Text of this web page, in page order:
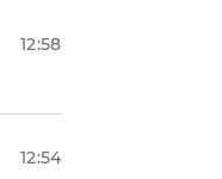
12:58
12:54